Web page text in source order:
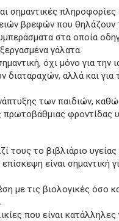
σημαντικές
βρεφών που θηλάζουν
στα οποία
γάλατα.
όχι μόνο για την
αλλά και για
των παιδιών,
φροντίδας
τους το βιβλιάριο
είναι σημαντική
με τις βιολογικές όσο
που είναι